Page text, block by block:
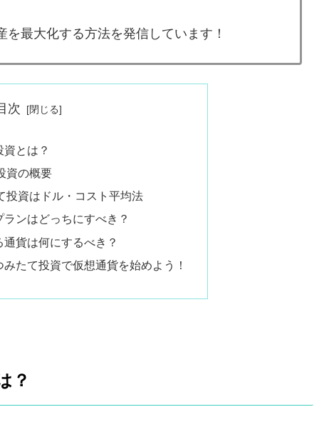
最大化する方法を発信しています！
次
とは？
資の概要
投資はドル・コスト平均法
ンはどっちにすべき？
貨は何にするべき？
たて投資で仮想通貨を始めよう！
？